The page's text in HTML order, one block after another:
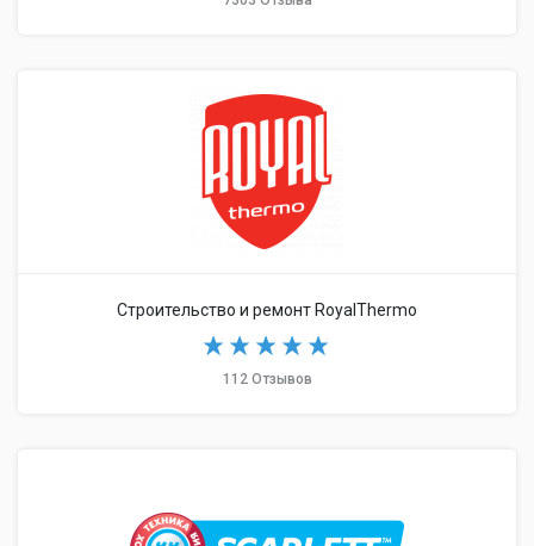
Строительство и ремонт RoyalThermo
112 Отзывов